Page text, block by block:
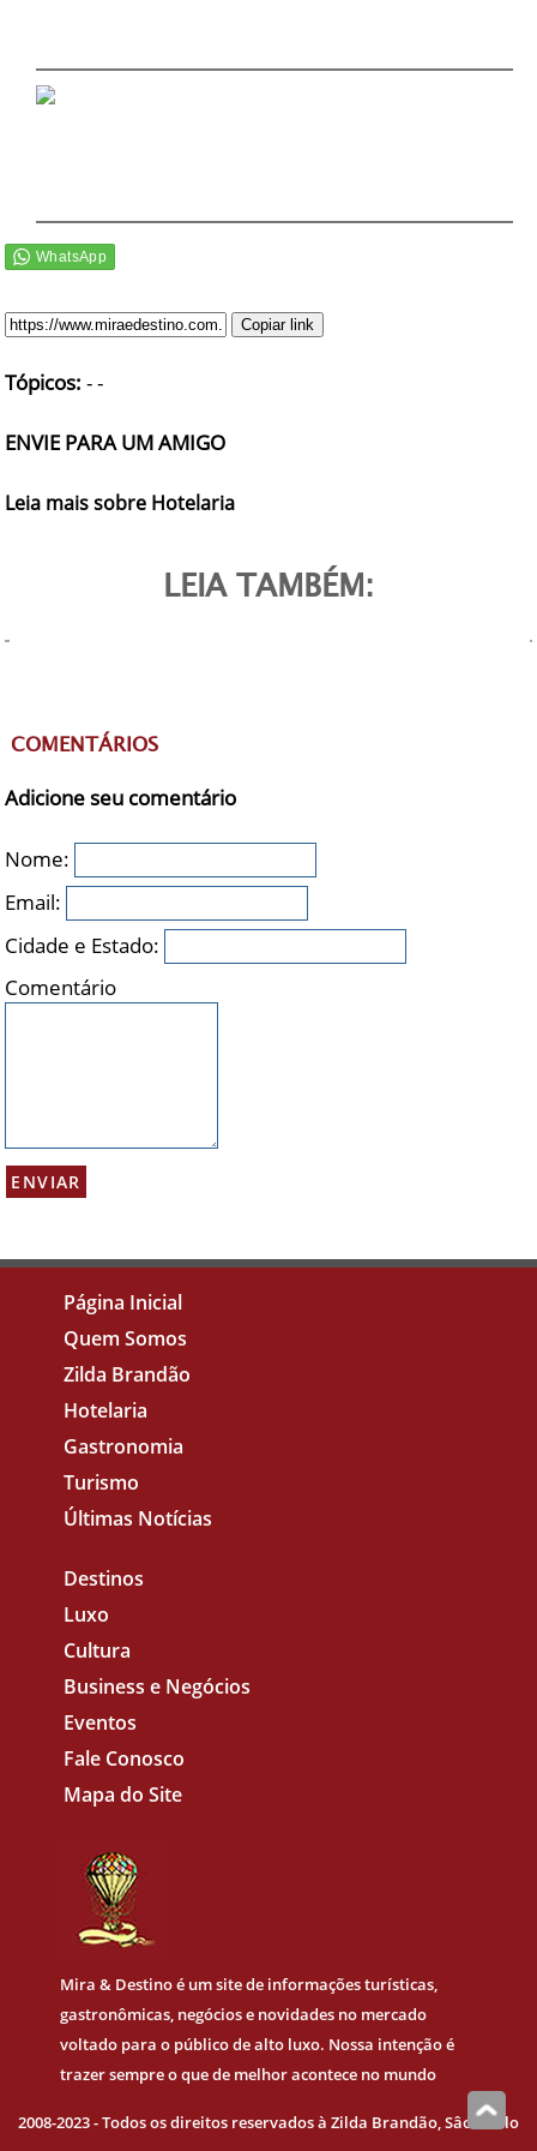
Copiar link
Tópicos: --
ENVIE PARA UM AMIGO
Leia mais sobre Hotelaria
LEIA TAMBÉM:
COMENTÁRIOS
Adicione seu comentário
Nome:
Email:
Cidade e Estado:
Comentário
Página Inicial
Quem Somos
Zilda Brandão
Hotelaria
Gastronomia
Turismo
Últimas Notícias
Destinos
Luxo
Cultura
Business e Negócios
Eventos
Fale Conosco
Mapa do Site
Mira & Destinoé um site de informações turísticas,
gastronômicas, negócios e novidades no mercado
voltado para o público de alto luxo. Nossa intenção é
trazer sempre o que de melhor acontece no mundo
2008-2023 - Todos os direitos reservados à Zilda Brandão, Sâo Paulo